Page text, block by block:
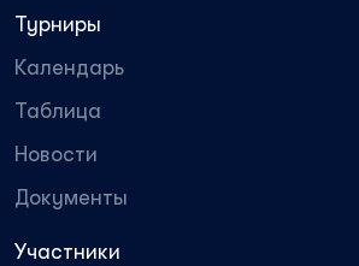
Турниры
Календарь
Таблица
Новости
Документы
Участники